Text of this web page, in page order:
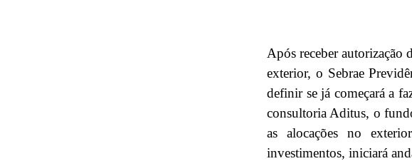
Após receber autorização
exterior, o Sebrae
definir se já começará a
consultoria Aditus, o
as alocações no
investimentos, iniciará